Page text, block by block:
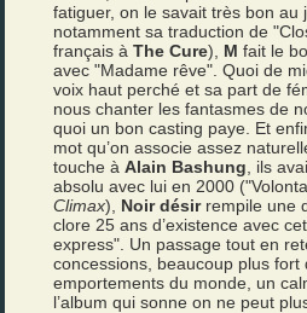
fatiguer, on le savait très bon au
notamment sa traduction de
français àThe Cure), M fait le
avec "Madame rêve". Quoi de
voix haut perché et sa part de
nous chanter les fantasmes de
quoi un bon casting paye. Et
mot qu’on associe assez
touche àAlain Bashung , ils
absolu avec lui en 2000
Climax), Noir désirrempile une
clore 25 ans d’existence avec
express". Un passage tout en
concessions, beaucoup plus fort
emportements du monde, un
l’album qui sonne on ne peut